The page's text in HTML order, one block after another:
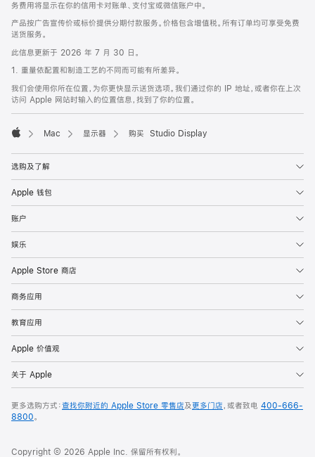
务费用将显示在你的信用卡对账单、支付宝或微信账户中。
产品按广告宣传价或标价提供分期付款服务。价格包含增值税。所有订单均可享受免费
送货服务。
此信息更新于 2026 年 7 月 30 日。
1. 重量依配置和制造工艺的不同而可能有所差异。
我们会使用你所在位置，为你更快显示送货选项。我们通过你的 IP 地址，或者你在上次
访问 Apple 网站时输入的位置信息，找到了你的位置。
Mac 显示器 购买 Studio Display
选购及了解
Apple 钱包
账户
娱乐
Apple Store 商店
商务应用
教育应用
Apple 价值观
关于 Apple
更多选购方式：查找你附近的 Apple Store 零售店及更多门店，或者致电 400-666-
8800。
Copyright © 2026 Apple Inc. 保留所有权利。